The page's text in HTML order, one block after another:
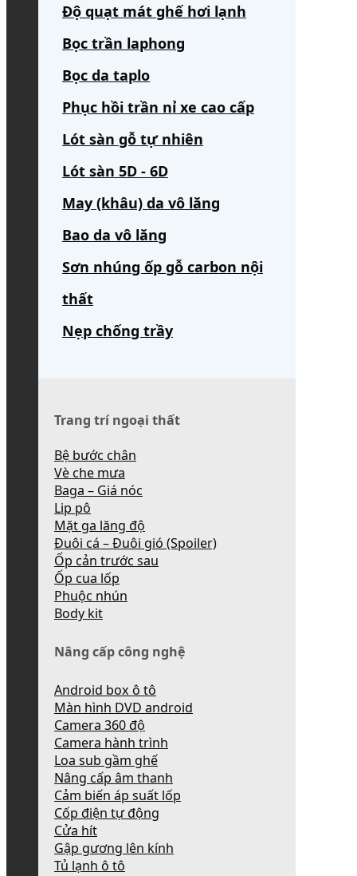
Độ quạt mát ghế hơi lạnh
Bọc trần laphong
Bọc da taplo
Phục hồi trần nỉ xe cao cấp
Lót sàn gỗ tự nhiên
Lót sàn 5D - 6D
May (khâu) da vô lăng
Bao da vô lăng
Sơn nhúng ốp gỗ carbon nội
thất
Nẹp chống trầy
Trang trí ngoại thất
Bệ bước chân
Vè che mưa
Baga – Giá nóc
Lip pô
Mặt ga lăng độ
Đuôi cá – Đuôi gió (Spoiler)
Ốp cản trước sau
Ốp cua lốp
Phuộc nhún
Body kit
Nâng cấp công nghệ
Android box ô tô
Màn hình DVD android
Camera 360 độ
Camera hành trình
Loa sub gầm ghế
Nâng cấp âm thanh
Cảm biến áp suất lốp
Cốp điện tự động
Cửa hít
Gập gương lên kính
Tủ lạnh ô tô